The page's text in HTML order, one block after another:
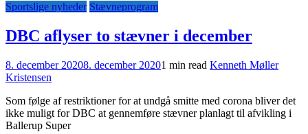
Sportslige nyheder Stævneprogram
DBC aflyser to stævner i december
8. december 20208. december 20201 min read Kenneth Møller
Kristensen
Som følge af restriktioner for at undgå smitte med corona bliver det
ikke muligt for DBC at gennemføre stævner planlagt til afvikling i
Ballerup Super